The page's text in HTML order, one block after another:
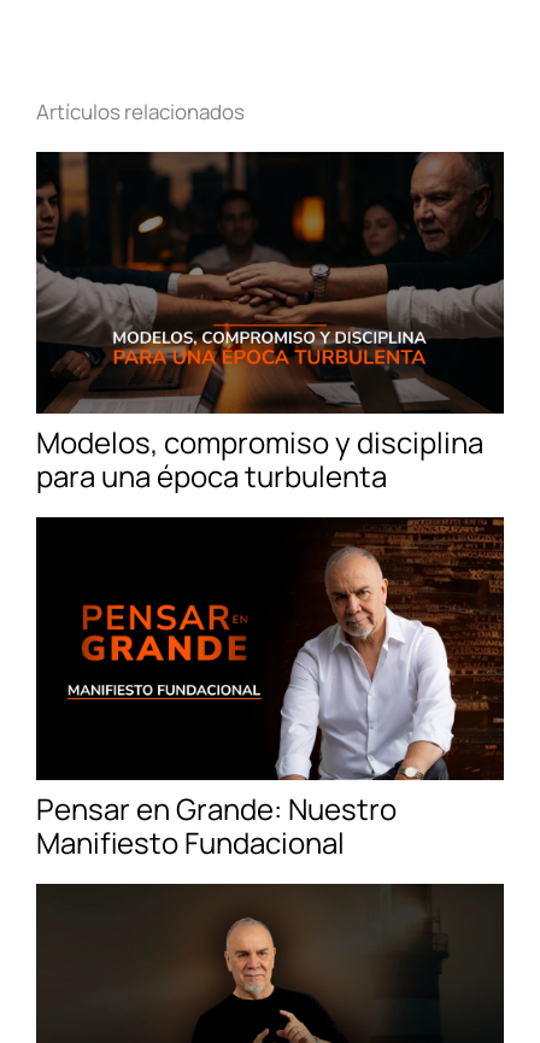
Artículos relacionados
Modelos, compromiso y disciplina
para una época turbulenta
Pensar en Grande: Nuestro
Manifiesto Fundacional